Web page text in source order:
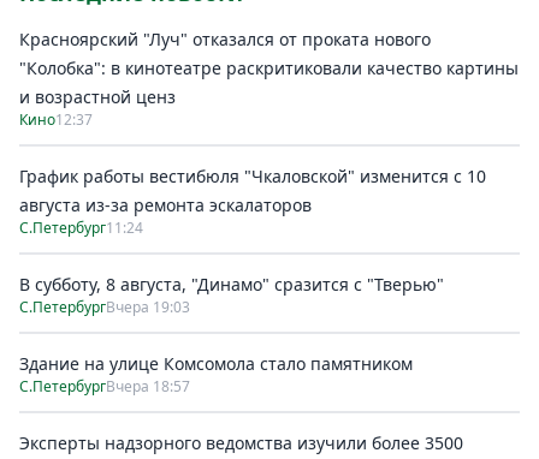
Красноярский "Луч" отказался от проката нового
"Колобка": в кинотеатре раскритиковали качество картины
и возрастной ценз
Кино12:37
График работы вестибюля "Чкаловской" изменится с 10
августа из-за ремонта эскалаторов
С.Петербург11:24
В субботу, 8 августа, "Динамо" сразится с "Тверью"
С.ПетербургВчера 19:03
Здание на улице Комсомола стало памятником
С.ПетербургВчера 18:57
Эксперты надзорного ведомства изучили более 3500